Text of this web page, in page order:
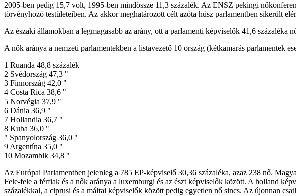
2005-ben pedig 15,7 volt, 1995-ben mindössze 11,3 százalék. Az ENSZ pekingi
törvényhozó testületeiben. Az akkor meghatározott célt azóta húsz parlamentben sikerült
Az északi államokban a legmagasabb az arány, ott a parlamenti képviselők 41,6 százaléka
A nők aránya a nemzeti parlamentekben a listavezető 10 ország (kétkamarás parlamentek
1 Ruanda 48,8 százalék
2 Svédország 47,3 "
3 Finnország 42,0 "
4 Costa Rica 38,6 "
5 Norvégia 37,9 "
6 Dánia 36,9 "
7 Hollandia 36,7 "
8 Kuba 36,0 "
" Spanyolország 36,0 "
9 Argentína 35,0 "
10 Mozambik 34,8 "
Az Európai Parlamentben jelenleg a 785 EP-képviselő 30,36 százaléka, azaz 238 nő.
Fele-fele a férfiak és a nők aránya a luxemburgi és az észt képviselők között. A holland
százalékkal, a ciprusi és a máltai képviselők között pedig egyetlen nő sincs. Az újonnan